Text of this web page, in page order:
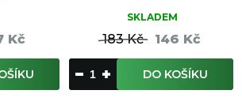
Kč
SKLADEM
183 Kč 146 Kč
DO KOŠÍKU